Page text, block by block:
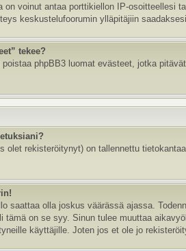
on voinut antaa porttikiellon IP-osoitteellesi
keskustelufoorumin ylläpitäjiin
tekee?
phpBB3 luomat evästeet, jotka
olet rekisteröitynyt) on tallennettu
saattaa olla joskus väärässä ajassa.
tämä on se syy. Sinun tulee muuttaa
käyttäjille. Joten jos et ole jo